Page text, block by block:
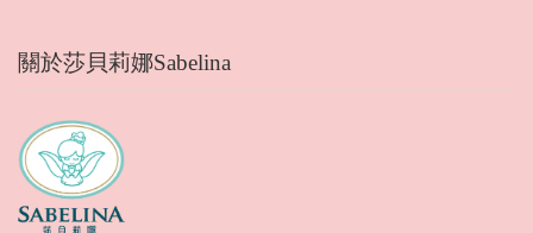
關於莎貝莉娜Sabelina